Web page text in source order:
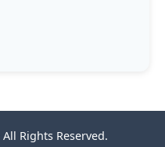
All Rights Reserved.